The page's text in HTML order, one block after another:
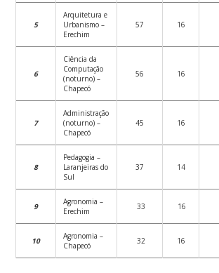
5
Arquitetura e
Urbanismo –
Erechim
57 16
6
Ciência da
Computação
(noturno) –
Chapecó
56 16
7
Administração
(noturno) –
Chapecó
45 16
8
Pedagogia –
Laranjeiras do
Sul
37 14
9
Agronomia –
Erechim
33 16
10
Agronomia –
Chapecó
32 16